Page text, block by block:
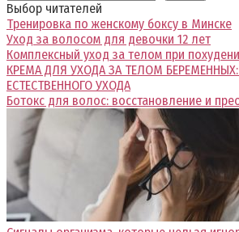
Выбор читателей
Тренировка по женскому боксу в Минске
Уход за волосом для девочки 12 лет
Комплексный уход за телом при
КРЕМА ДЛЯ УХОДА ЗА ТЕЛОМ
ЕСТЕСТВЕННОГО УХОДА
Ботокс для волос: восстановление и